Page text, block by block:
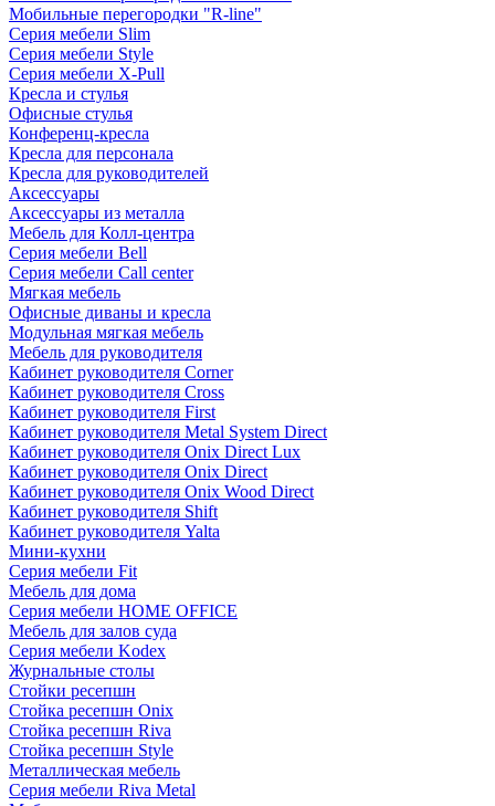
Мобильные перегородки "R-line"
Серия мебели Slim
Серия мебели Style
Серия мебели X-Pull
Кресла и стулья
Офисные стулья
Конференц-кресла
Кресла для персонала
Кресла для руководителей
Аксессуары
Аксессуары из металла
Мебель для Колл-центра
Серия мебели Bell
Серия мебели Call center
Мягкая мебель
Офисные диваны и кресла
Модульная мягкая мебель
Мебель для руководителя
Кабинет руководителя Corner
Кабинет руководителя Cross
Кабинет руководителя First
Кабинет руководителя Metal System Direct
Кабинет руководителя Onix Direct Lux
Кабинет руководителя Onix Direct
Кабинет руководителя Onix Wood Direct
Кабинет руководителя Shift
Кабинет руководителя Yalta
Мини-кухни
Серия мебели Fit
Мебель для дома
Серия мебели HOME OFFICE
Мебель для залов суда
Серия мебели Kodex
Журнальные столы
Стойки ресепшн
Стойка ресепшн Onix
Стойка ресепшн Riva
Стойка ресепшн Style
Металлическая мебель
Серия мебели Riva Metal